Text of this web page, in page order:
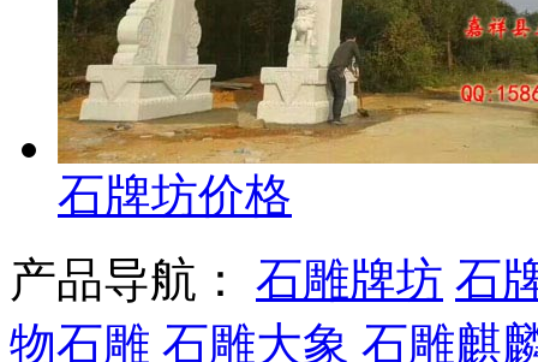
石牌坊价格
产品导航： 石雕牌坊 石
物石雕 石雕大象 石雕麒